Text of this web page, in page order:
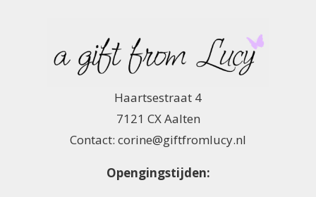
Haartsestraat 4
7121 CX Aalten
Contact: corine@giftfromlucy.nl
Opengingstijden: